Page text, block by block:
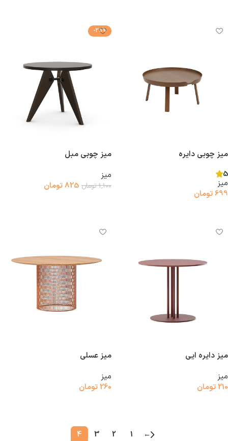
میز چوبی دایره
5
میز
699تومان
-25%
میز چوبی مبل
میز
1,100تومان 825تومان
میز دایره ایی
میز
210تومان
میز عسلی
میز
260تومان
←
1
2
3
4